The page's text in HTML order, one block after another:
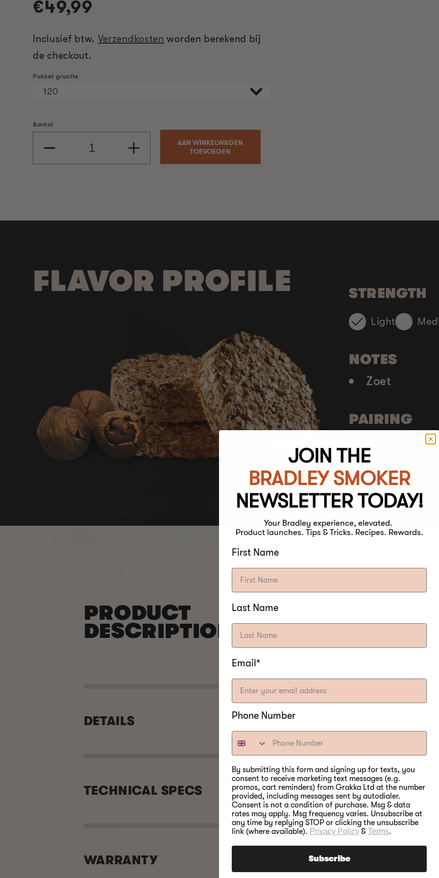
prijs
€49,99
Inclusief btw. Verzendkosten worden berekend bij
de checkout.
Pakket grootte
Aantal
Aantal
verlagen
Aantal
verhogen
AAN WINKELWAGEN
TOEVOEGEN
FLAVOR PROFILE STRENGTH
Light
NOTES
Zoet
PAIRING
Rundvlees
Varkensvlees
PRODUCT
DESCRIPTION
DETAILS
TECHNICAL SPECS
WARRANTY
JOIN THE
BRADLEY SMOKER
NEWSLETTER TODAY!
Your Bradley experience, elevated.
Product launches. Tips & Tricks. Recipes. Rewards.
First Name
Last Name
Email*
Phone Number
By submitting this form and signing up for texts, you
consent to receive marketing text messages (e.g.
promos, cart reminders) from Grakka Ltd at the number
provided, including messages sent by autodialer.
Consent is not a condition of purchase. Msg & data
rates may apply. Msg frequency varies. Unsubscribe at
any time by replying STOP or clicking the unsubscribe
link (where available). Privacy Policy & Terms.
Subscribe